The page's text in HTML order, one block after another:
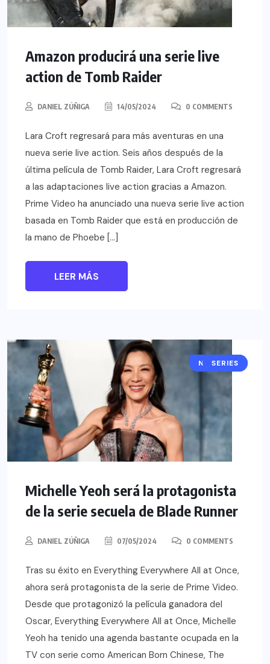
Amazon producirá una serie live
action de Tomb Raider
DANIEL ZÚÑIGA 14/05/2024 0 COMMENTS
Lara Croft regresará para más aventuras en una
nueva serie live action. Seis años después de la
última película de Tomb Raider, Lara Croft regresará
a las adaptaciones live action gracias a Amazon.
Prime Video ha anunciado una nueva serie live action
basada en Tomb Raider que está en producción de
la mano de Phoebe […]
LEER MÁS
NOTICIAS
SERIES
Michelle Yeoh será la protagonista
de la serie secuela de Blade Runner
DANIEL ZÚÑIGA 07/05/2024 0 COMMENTS
Tras su éxito en Everything Everywhere All at Once,
ahora será protagonista de la serie de Prime Video.
Desde que protagonizó la película ganadora del
Oscar, Everything Everywhere All at Once, Michelle
Yeoh ha tenido una agenda bastante ocupada en la
TV con serie como American Born Chinese, The